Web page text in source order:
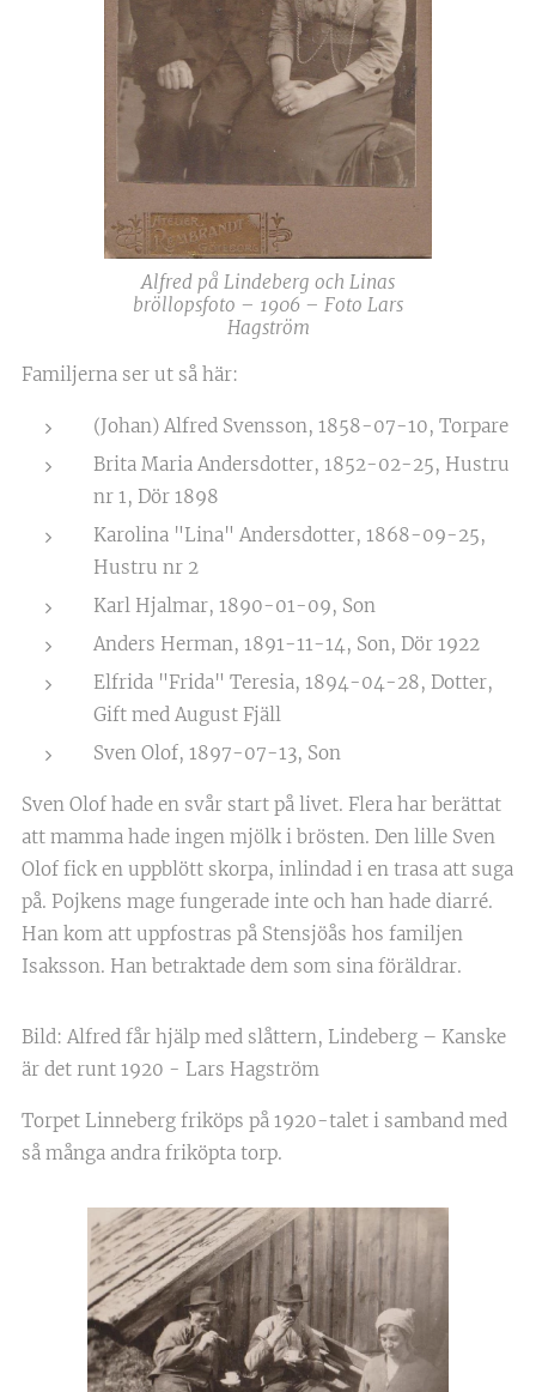
Alfred på Lindeberg och Linas
bröllopsfoto – 1906 – Foto Lars
Hagström
Familjerna ser ut så här:
(Johan) Alfred Svensson, 1858-07-10, Torpare
Brita Maria Andersdotter, 1852-02-25, Hustru
nr 1, Dör 1898
Karolina "Lina" Andersdotter, 1868-09-25,
Hustru nr 2
Karl Hjalmar, 1890-01-09, Son
Anders Herman, 1891-11-14, Son, Dör 1922
Elfrida "Frida" Teresia, 1894-04-28, Dotter,
Gift med August Fjäll
Sven Olof, 1897-07-13, Son
Sven Olof hade en svår start på livet. Flera har berättat
att mamma hade ingen mjölk i brösten. Den lille Sven
Olof fick en uppblött skorpa, inlindad i en trasa att suga
på. Pojkens mage fungerade inte och han hade diarré.
Han kom att uppfostras på Stensjöås hos familjen
Isaksson. Han betraktade dem som sina föräldrar.
Bild: Alfred får hjälp med slåttern, Lindeberg – Kanske
är det runt 1920 - Lars Hagström
Torpet Linneberg friköps på 1920-talet i samband med
så många andra friköpta torp.